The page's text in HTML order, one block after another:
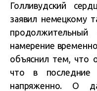
Голливудский
заявил немецкому
продолжительный
намерение
объяснил тем, что
что в последние
напряженно. О